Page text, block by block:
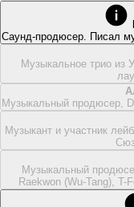
Саунд-продюсер. Писал
Музыкальное трио из
Музыкальный продюсер,
Музыкант и участник
Музыкальный
Raekwon (Wu-Tang),